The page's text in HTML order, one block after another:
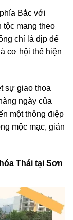
Bắc với
tộc mang theo
chỉ là dịp để
cơ hội thể hiện
sự giao thoa
ngày của
một thông điệp
mộc mạc, giản
Thái tại Sơn